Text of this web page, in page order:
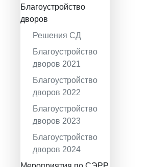
Благоустройство
дворов
Решения СД
Благоустройство
дворов 2021
Благоустройство
дворов 2022
Благоустройство
дворов 2023
Благоустройство
дворов 2024